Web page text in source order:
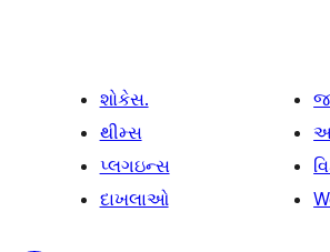
શોકેસ.
થીમ્સ
પ્લગઇન્સ
દાખલાઓ